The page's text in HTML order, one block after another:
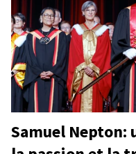
Samuel Nepton: